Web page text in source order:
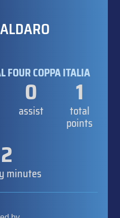
FOUR COPPA ITALIA
0
assist
1
total
points
2
minutes